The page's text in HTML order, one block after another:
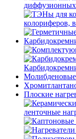
диффузионных
колориферов,
Молибденовые
Плоские
ленточные